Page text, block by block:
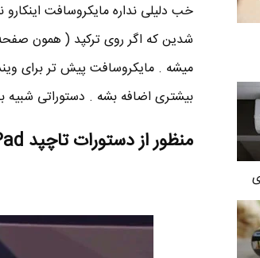
خب دلیلی نداره مایکروسافت
شدین که اگر روی ترکپد ( همون
بیشتری اضافه بشه . دستوراتی شبیه
منظور از دستورات تاچپد TouchPad یا ترکپد Trackpad چیه ؟